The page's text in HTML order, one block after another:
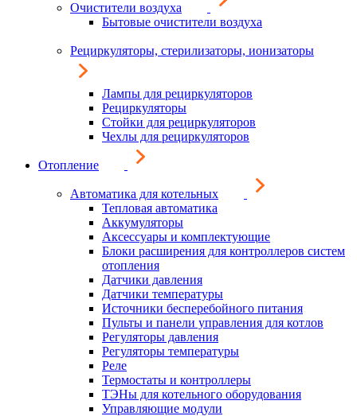
Очистители воздуха
Бытовые очистители воздуха
Рециркуляторы, стерилизаторы, ионизаторы
Лампы для рециркуляторов
Рециркуляторы
Стойки для рециркуляторов
Чехлы для рециркуляторов
Отопление
Автоматика для котельных
Тепловая автоматика
Аккумуляторы
Аксессуары и комплектующие
Блоки расширения для контроллеров систем
отопления
Датчики давления
Датчики температуры
Источники бесперебойного питания
Пульты и панели управления для котлов
Регуляторы давления
Регуляторы температуры
Реле
Термостаты и контроллеры
ТЭНы для котельного оборудования
Управляющие модули